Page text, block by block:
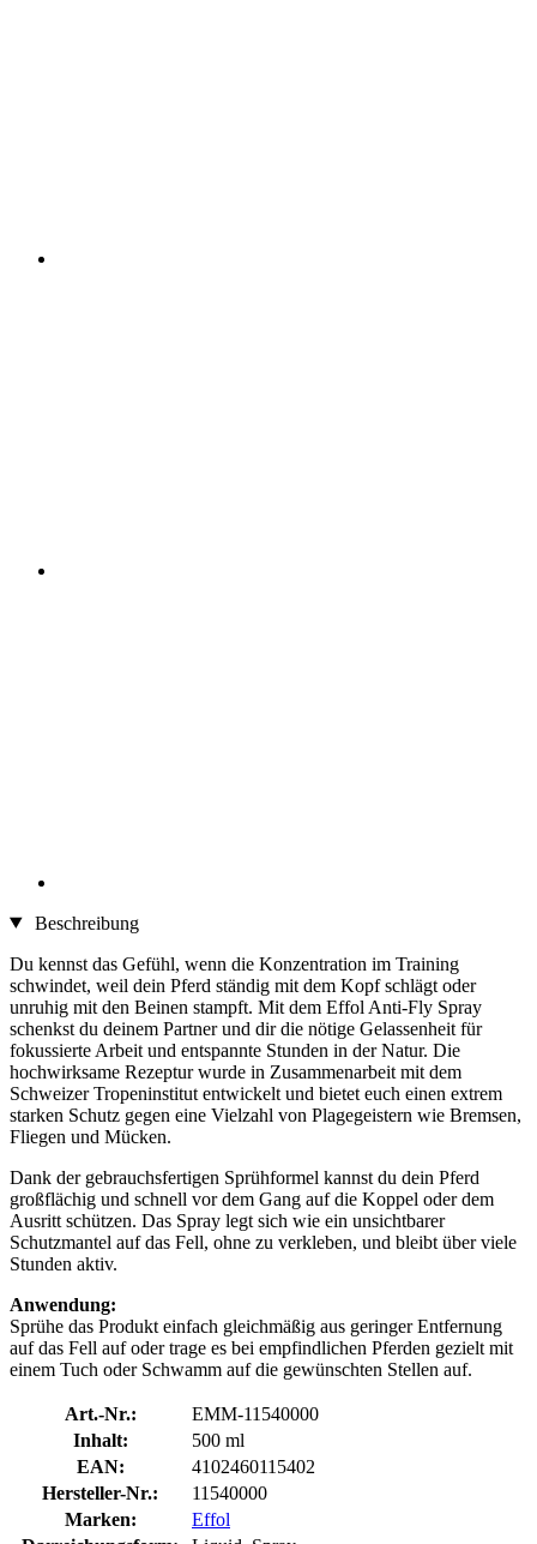
Beschreibung
Du kennst das Gefühl, wenn die Konzentration im Training
schwindet, weil dein Pferd ständig mit dem Kopf schlägt oder
unruhig mit den Beinen stampft. Mit dem Effol Anti-Fly Spray
schenkst du deinem Partner und dir die nötige Gelassenheit für
fokussierte Arbeit und entspannte Stunden in der Natur. Die
hochwirksame Rezeptur wurde in Zusammenarbeit mit dem
Schweizer Tropeninstitut entwickelt und bietet euch einen extrem
starken Schutz gegen eine Vielzahl von Plagegeistern wie Bremsen,
Fliegen und Mücken.
Dank der gebrauchsfertigen Sprühformel kannst du dein Pferd
großflächig und schnell vor dem Gang auf die Koppel oder dem
Ausritt schützen. Das Spray legt sich wie ein unsichtbarer
Schutzmantel auf das Fell, ohne zu verkleben, und bleibt über viele
Stunden aktiv.
Anwendung:
Sprühe das Produkt einfach gleichmäßig aus geringer Entfernung
auf das Fell auf oder trage es bei empfindlichen Pferden gezielt mit
einem Tuch oder Schwamm auf die gewünschten Stellen auf.
Art.-Nr.:
EMM-11540000
Inhalt:
500 ml
EAN:
4102460115402
Hersteller-Nr.:
11540000
Marken:
Effol